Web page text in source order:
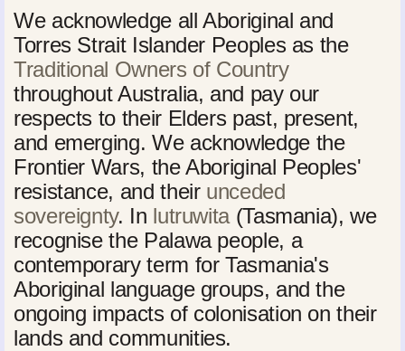
We acknowledge all Aboriginal and
Torres Strait Islander Peoples as the
Traditional Owners of Country
throughout Australia, and pay our
respects to their Elders past, present,
and emerging. We acknowledge the
Frontier Wars, the Aboriginal Peoples'
resistance, and their unceded
sovereignty. In lutruwita(Tasmania), we
recognise the Palawa people, a
contemporary term for Tasmania's
Aboriginal language groups, and the
ongoing impacts of colonisation on their
lands and communities.